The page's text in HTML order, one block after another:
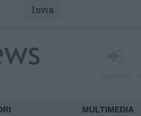
MULTIMEDIA